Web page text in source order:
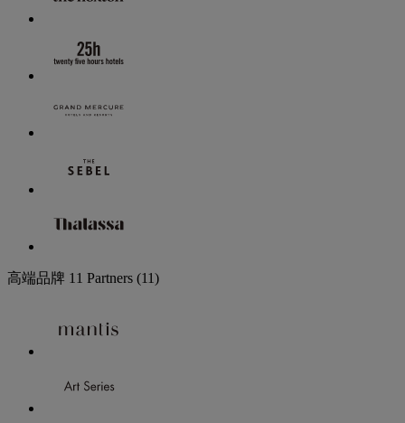
高端品牌 11 Partners (11)